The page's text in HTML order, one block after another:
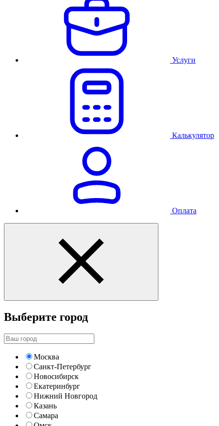
Услуги
Калькулятор
Оплата
Выберите город
Москва
Санкт-Петербург
Новосибирск
Екатеринбург
Нижний Новгород
Казань
Самара